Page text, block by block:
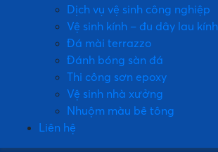
Dịch vụ vệ sinh công nghiệp
Vệ sinh kính – đu dây lau kính
Đá mài terrazzo
Đánh bóng sàn đá
Thi công sơn epoxy
Vệ sinh nhà xưởng
Nhuộm màu bê tông
Liên hệ